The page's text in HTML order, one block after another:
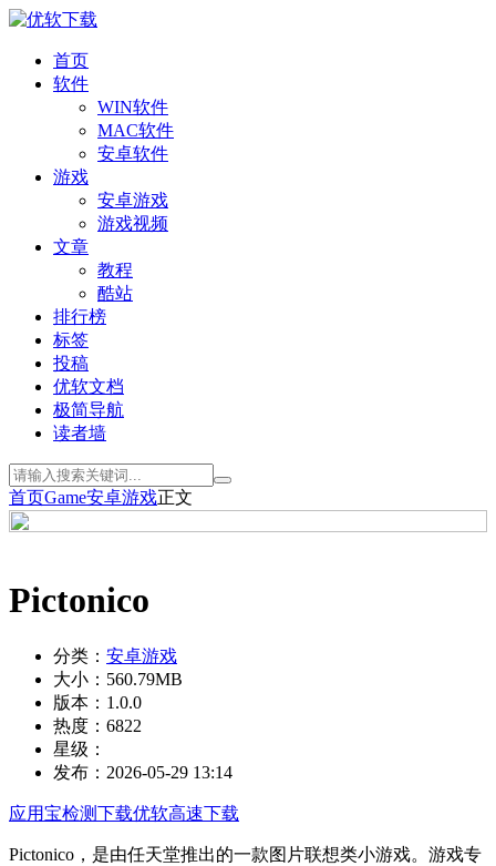
首页
软件
WIN软件
MAC软件
安卓软件
游戏
安卓游戏
游戏视频
文章
教程
酷站
排行榜
标签
投稿
优软文档
极简导航
读者墙
首页Game安卓游戏正文
Pictonico
分类： 安卓游戏
大小： 560.79MB
版本： 1.0.0
热度： 6822
星级：
发布： 2026-05-29 13:14
应用宝检测下载优软高速下载
Pictonico，是由任天堂推出的一款图片联想类小游戏。游戏专